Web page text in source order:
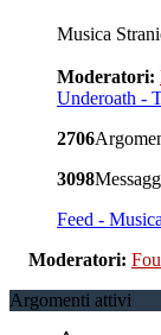
Musica
Moderatori:
Underoath -
2706
3098
Feed -
Moderatori:
Argomenti attivi